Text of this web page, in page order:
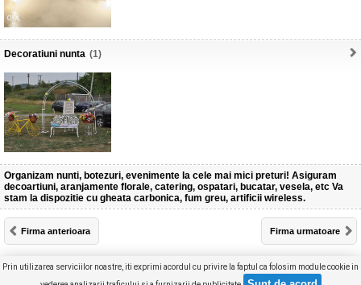
Decoratiuni nunta (1)
Organizam nunti, botezuri, evenimente la cele mai mici preturi! Asiguram
decoartiuni, aranjamente florale, catering, ospatari, bucatar, vesela, etc Va
stam la dispozitie cu gheata carbonica, fum greu, artificii wireless.
Firma anterioara Firma urmatoare
Prin utilizarea serviciilor noastre, iti exprimi acordul cu privire la faptul ca folosim module cookie in
Produse selectate (0) Furnizori Concurs Articole